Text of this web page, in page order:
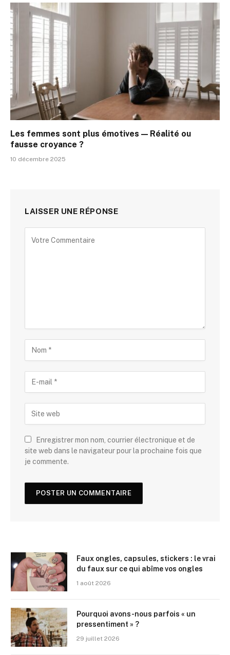
Les femmes sont plus émotives — Réalité ou
fausse croyance ?
10 décembre 2025
LAISSER UNE RÉPONSE
Enregistrer mon nom, courrier électronique et de
site web dans le navigateur pour la prochaine fois que
je commente.
Faux ongles, capsules, stickers : le vrai
du faux sur ce qui abîme vos ongles
1 août 2026
Pourquoi avons-nous parfois « un
pressentiment » ?
29 juillet 2026